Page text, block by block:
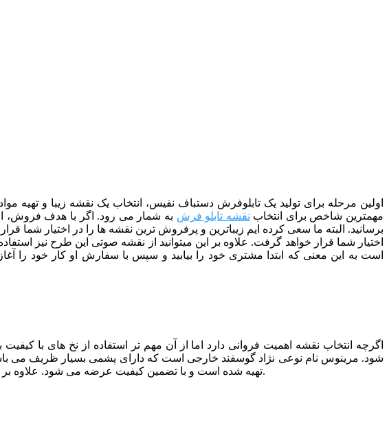
اولین مرحله برای تولید یک تابلوفرش دستباف نفیس، انتخاب یک نقشه زیبا و
مهمترین شاخص برای انتخاب نقشه تابلو فرش به شمار می رود. اگر با هدف فروش،
اختیار شما قرار خواهد گرفت. علاوه بر این میتوانید از نقشه صوتی این طرح نیز
است به این معنی که ابتدا مشتری خود را بیابید و سپس با سفارش او کار خود را
اگرچه انتخاب نقشه اهمیت فروانی دارد اما از آن مهم تر استفاده از نخ های با
تهیه شده است و با تضمین کیفیت عرضه می شود. علاوه برمی شود.